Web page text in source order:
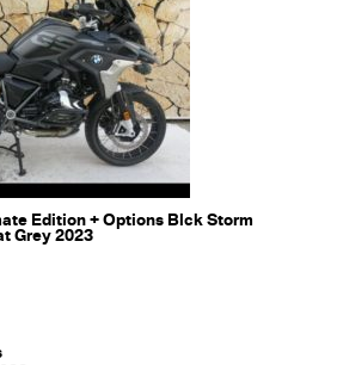
Edition + Options Blck Storm
Grey 2023